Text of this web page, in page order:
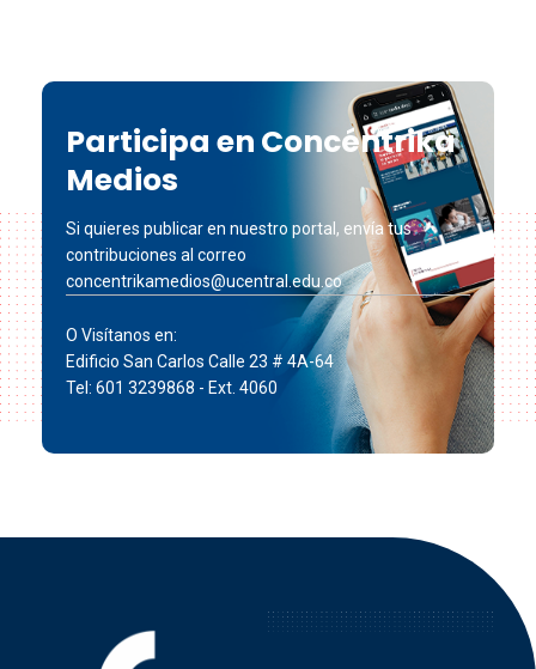
Participa en Concéntrika
Medios
Si quieres publicar en nuestro portal, envía tus
contribuciones al correo
concentrikamedios@ucentral.edu.co
O Visítanos en:
Edificio San Carlos Calle 23 # 4A-64
Tel: 601 3239868 - Ext. 4060